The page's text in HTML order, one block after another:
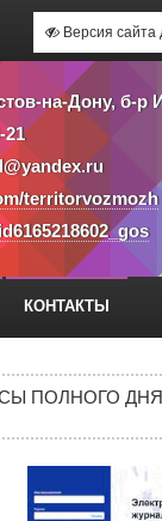
Версия
на-Дону, б-р
21
territorvozmozh
КОНТАКТЫ
ПОЛНОГО ДНЯ